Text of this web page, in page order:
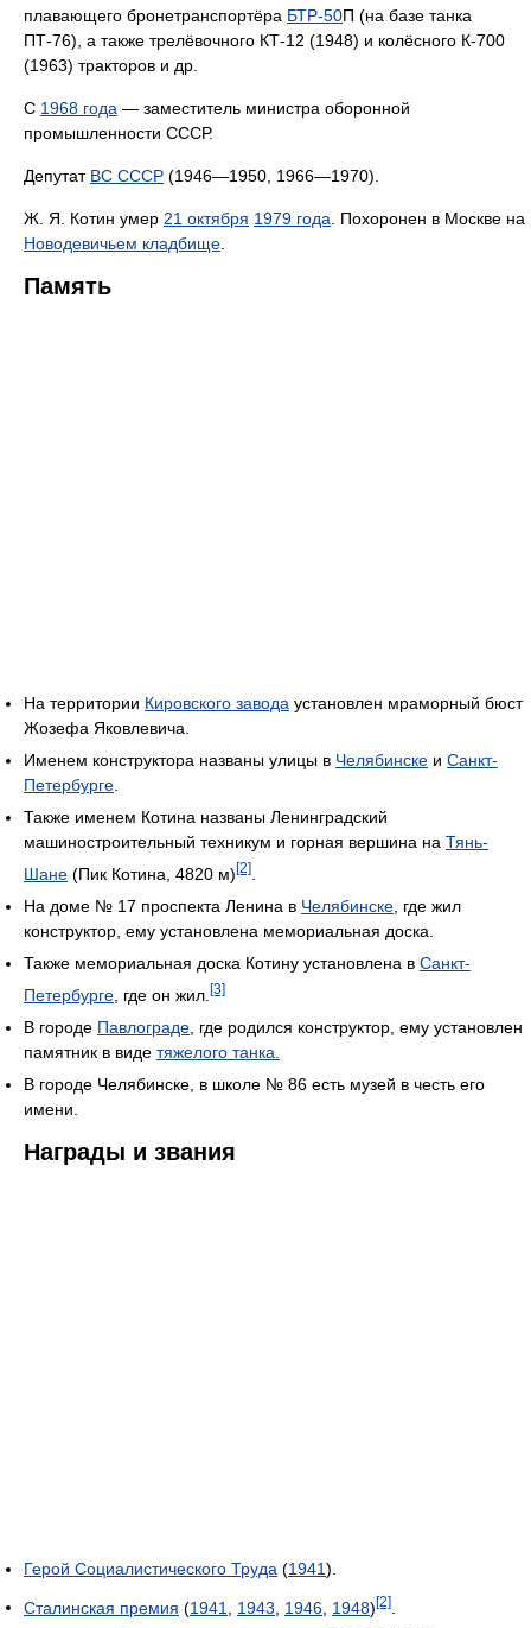
плавающего бронетранспортёра БТР-50П (на базе танка
ПТ-76), а также трелёвочного КТ-12 (1948) и колёсного К-700
(1963) тракторов и др.
С 1968 года — заместитель министра оборонной
промышленности СССР.
Депутат ВС СССР (1946—1950, 1966—1970).
Ж. Я. Котин умер 21 октября 1979 года. Похоронен в Москве на
Новодевичьем кладбище.
Память
На территории Кировского завода установлен мраморный бюст
Жозефа Яковлевича.
Именем конструктора названы улицы в Челябинске и Санкт-
Петербурге.
Также именем Котина названы Ленинградский
машиностроительный техникум и горная вершина на Тянь-
Шане (Пик Котина, 4820 м) [2]
На доме № 17 проспекта Ленина в Челябинске , где жил
конструктор, ему установлена мемориальная доска.
Также мемориальная доска Котину установлена в Санкт-
Петербурге , где он жил. [3]
В городе Павлограде , где родился конструктор, ему установлен
памятник в виде тяжелого танка.
В городе Челябинске, в школе № 86 есть музей в честь его
имени.
Награды и звания
Герой Социалистического Труда (1941).
Сталинская премия (1941 1943 1946 1948)[2]